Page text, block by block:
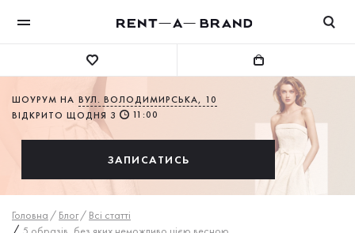
ШОУРУМ НА ВУЛ. ВОЛОДИМИРСЬКА, 10
ВІДКРИТО ЩОДНЯ З
11:00
ЗАПИСАТИСЬ
Головна / Блог/ Всі статті